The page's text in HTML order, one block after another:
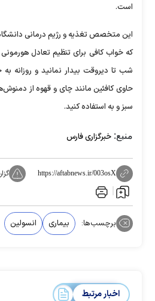
است.
این متخصص تغذیه و رژیم درمانی
که خواب کافی برای تنظیم تعادل
شب تا دیروقت بیدار نمانید و روزانه
حاوی کافئین مانند چای و قهوه از
سبز و به استفاده کنید.
منبع: خبرگزاری فارس
https://aftabnews.ir/003osX
برچسب‌ها: بیماری انسولین
اخبار مرتبط